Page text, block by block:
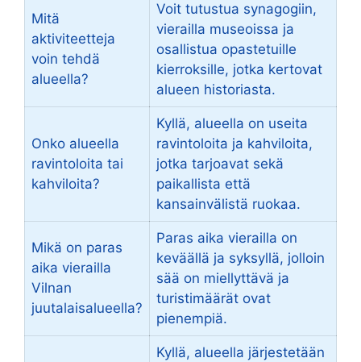
Mitä
aktiviteetteja
voin tehdä
alueella?
Voit tutustua synagogiin,
vierailla museoissa ja
osallistua opastetuille
kierroksille, jotka kertovat
alueen historiasta.
Onko alueella
ravintoloita tai
kahviloita?
Kyllä, alueella on useita
ravintoloita ja kahviloita,
jotka tarjoavat sekä
paikallista että
kansainvälistä ruokaa.
Mikä on paras
aika vierailla
Vilnan
juutalaisalueella?
Paras aika vierailla on
keväällä ja syksyllä, jolloin
sää on miellyttävä ja
turistimäärät ovat
pienempiä.
Kyllä, alueella järjestetään